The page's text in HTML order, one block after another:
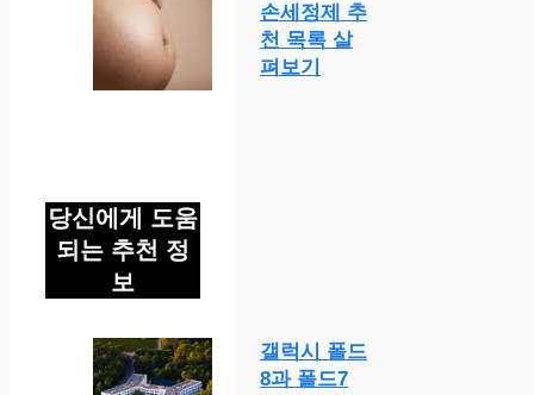
손세정제 추
천 목록 살
펴보기
당신에게 도움
되는 추천 정
보
갤럭시 폴드
8과 폴드7